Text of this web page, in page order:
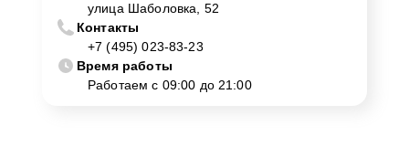
улица Шаболовка, 52
Контакты
+7 (495) 023-83-23
Время работы
Работаем с 09:00 до 21:00